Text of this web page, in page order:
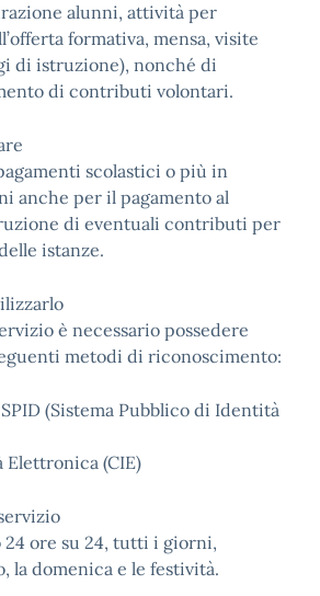
alunni, attività per
formativa, mensa, visite
di istruzione), nonché di
di contributi volontari.
scolastici o più in
anche per il pagamento al
di eventuali contributi per
istanze.
è necessario possedere
metodi di riconoscimento:
(Sistema Pubblico di Identità
Elettronica (CIE)
24 ore su 24, tutti i giorni,
la domenica e le festività.